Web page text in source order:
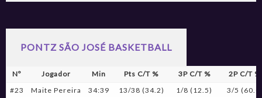
PONTZ SÃO JOSÉ BASKETBALL
Nº Jogador Min Pts C/T % 3P C/T %
2P C/T %
#23
Maite Pereira 34:39 13/38 (34.2) 1/8 (12.5)
3/5